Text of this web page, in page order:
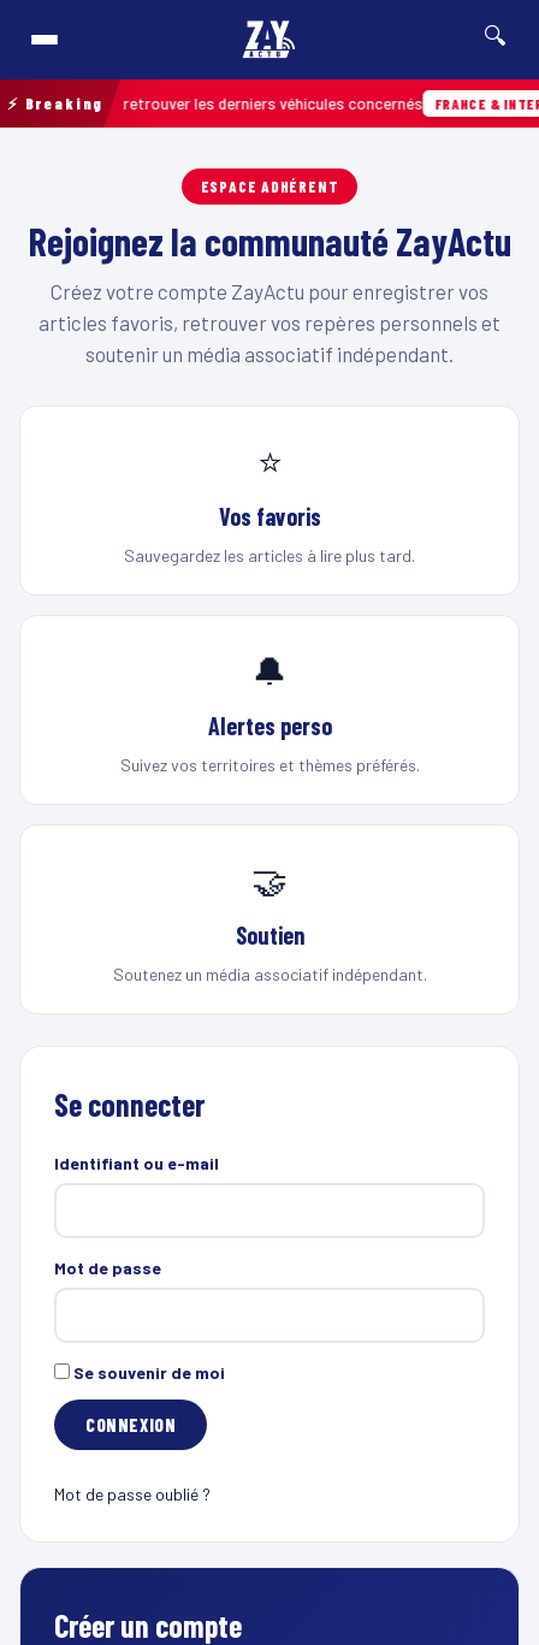
🔍
⚡ Breaking
terrain pour retrouver les derniers véhicules concernés FRANCE &
ESPACE ADHÉRENT
Rejoignez la communauté ZayActu
Créez votre compte ZayActu pour enregistrer vos
articles favoris, retrouver vos repères personnels et
soutenir un média associatif indépendant.
⭐
Vos favoris
Sauvegardez les articles à lire plus tard.
🔔
Alertes perso
Suivez vos territoires et thèmes préférés.
🤝
Soutien
Soutenez un média associatif indépendant.
Se connecter
Identifiant ou e-mail
Mot de passe
Se souvenir de moi
Mot de passe oublié ?
Créer un compte